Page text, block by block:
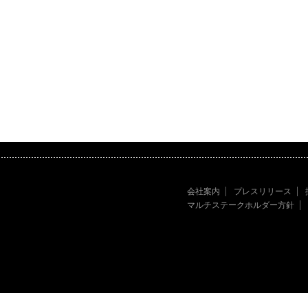
会社案内 プレスリリース
マルチステークホルダー方針